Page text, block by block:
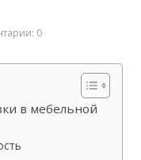
0
в мебельной